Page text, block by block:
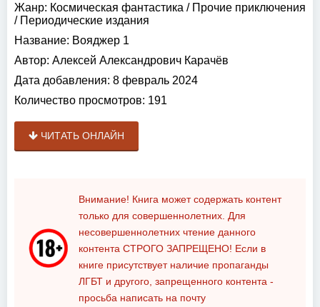
Жанр: Космическая фантастика / Прочие приключения
/ Периодические издания
Название: Вояджер 1
Автор: Алексей Александрович Карачёв
Дата добавления: 8 февраль 2024
Количество просмотров: 191
ЧИТАТЬ ОНЛАЙН
Внимание! Книга может содержать контент
только для совершеннолетних. Для
несовершеннолетних чтение данного
контента СТРОГО ЗАПРЕЩЕНО! Если в
книге присутствует наличие пропаганды
ЛГБТ и другого, запрещенного контента -
просьба написать на почту